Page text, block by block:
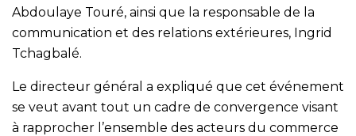
Abdoulaye Touré, ainsi que la responsable de la
communication et des relations extérieures, Ingrid
Tchagbalé.
Le directeur général a expliqué que cet événement
se veut avant tout un cadre de convergence visant
à rapprocher l’ensemble des acteurs du commerce